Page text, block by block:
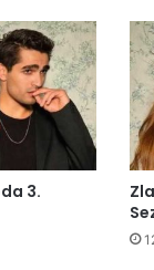
3.